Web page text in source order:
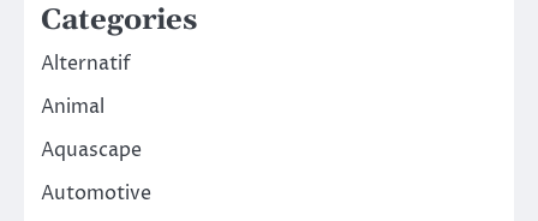
Categories
Alternatif
Animal
Aquascape
Automotive